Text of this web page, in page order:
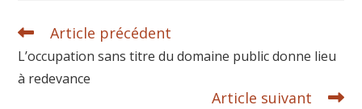
Article précédent
L’occupation sans titre du domaine public donne lieu
à redevance
Article suivant